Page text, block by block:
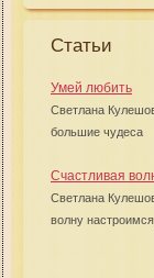
Статьи
Умей любить
Светлана
большие чудеса
Счастливая
Светлана
волну